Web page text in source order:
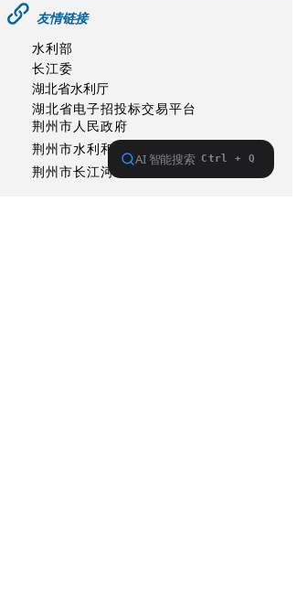
友情链接
水利部
长江委
湖北省水利厅
湖北省电子招投标交易平台
荆州市人民政府
荆州市水利和湖泊局
荆州市长江河道管理局